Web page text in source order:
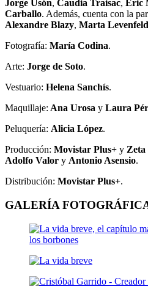
Jorge Usón, Caudia Traisac, Eric
Carballo. Además, cuenta con la
Alexandre Blazy, Marta Levenfeld
Fotografía: María Codina.
Arte: Jorge de Soto.
Vestuario: Helena Sanchís.
Maquillaje: Ana Urosa y Laura
Peluquería: Alicia López.
Producción: Movistar Plus+ y Zeta
Adolfo Valor y Antonio Asensio.
Distribución: Movistar Plus+.
GALERÍA